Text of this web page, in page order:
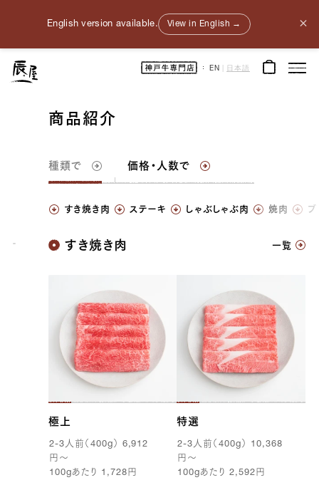
English version available. View in English → ×
神
戸
牛
ト
EN 日本語
商品紹介
種類で 価格・人数で
すき焼き肉 ステーキ しゃぶしゃぶ肉 焼肉 ブ
神戸牛
すき焼き肉 一覧
極上
2-3人前（ 400g ） 6,912
円 〜
100g あたり 1,728 円
特選
2-3人前（400g ） 10,368
円 〜
100g あたり2,592 円